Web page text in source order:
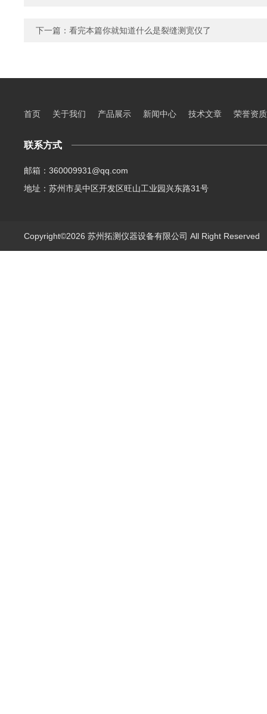
下一篇： 看完本篇你就知道什么是裂缝测宽仪了
首页 关于我们 产品展示 新闻中心 技术文章 荣誉资质
联系方式
邮箱：360009931@qq.com
地址：苏州市吴中区开发区旺山工业园兴东路31号
Copyright©2026 苏州拓测仪器设备有限公司 All Right